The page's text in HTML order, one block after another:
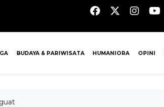
BUDAYA & PARIWISATA HUMANIORA OPINI